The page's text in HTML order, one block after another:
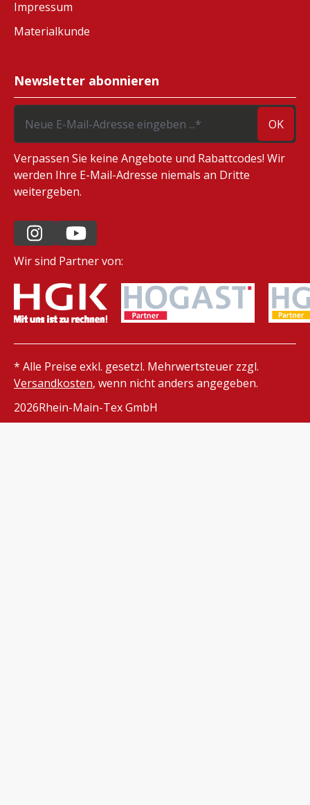
Impressum
Materialkunde
Newsletter abonnieren
OK
Verpassen Sie keine Angebote und Rabattcodes! Wir
werden Ihre E-Mail-Adresse niemals an Dritte
weitergeben.
Wir sind Partner von:
* Alle Preise exkl. gesetzl. Mehrwertsteuer zzgl.
Versandkosten, wenn nicht anders angegeben.
2026Rhein-Main-Tex GmbH